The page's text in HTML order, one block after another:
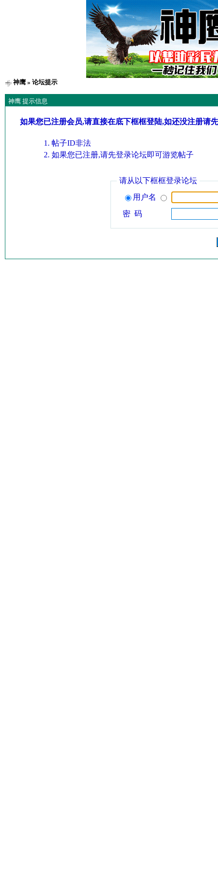
神鹰» 论坛提示
神鹰 提示信息
如果您已注册会员,请直接在底下框框登陆,如还没注册请
帖子ID非法
如果您已注册,请先登录论坛即可游览帖子
请从以下框框登录论坛
用户名
密 码